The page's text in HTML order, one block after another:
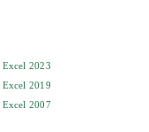
Excel 2023
Excel 2019
Excel 2007